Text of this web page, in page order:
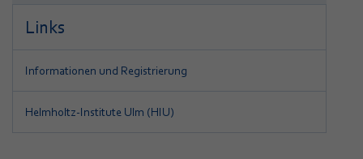
Links
Informationen und Registrierung
Helmholtz-Institute Ulm (HIU)